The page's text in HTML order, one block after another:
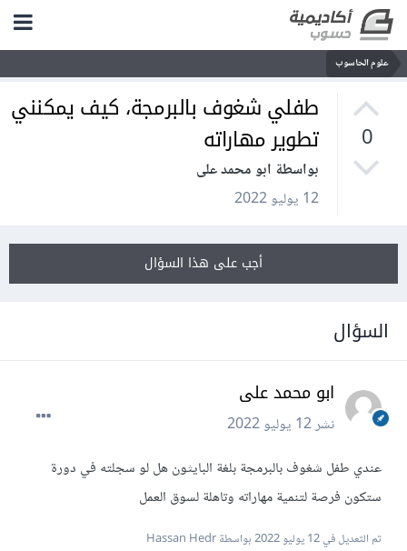
علوم الحاسوب
0
طفلي شغوف بالبرمجة، كيف يمكنني
تطوير مهاراته
بواسطة ابو محمد على
12 يوليو 2022
أجب على هذا السؤال
السؤال
ابو محمد على
نشر12 يوليو 2022
عندي طفل شغوف بالبرمجة بلغة البايثون هل لو سجلته في دورة
ستكون فرصة لتنمية مهاراته وتاهلة لسوق العمل
تم التعديل في12 يوليو 2022
بواسطة Hassan Hedr